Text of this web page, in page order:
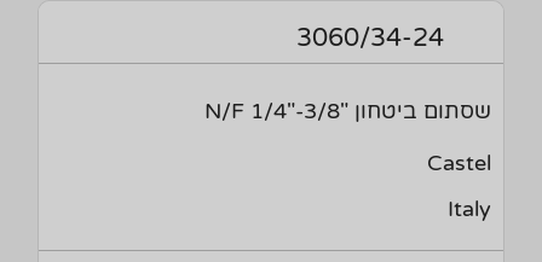
3060/34-24
שסתום ביטחון "3/8-"1/4 N/F
Castel
Italy